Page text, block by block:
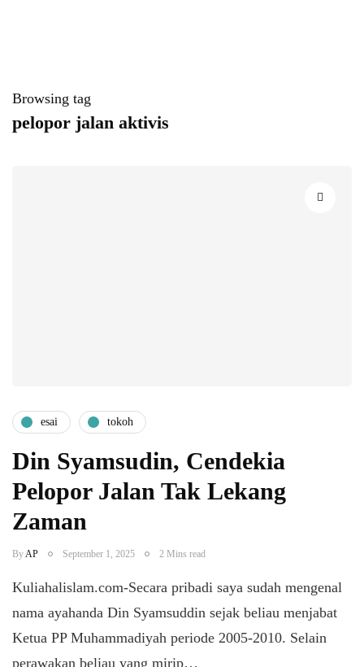
Browsing tag
pelopor jalan aktivis
esai tokoh
Din Syamsudin, Cendekia
Pelopor Jalan Tak Lekang
Zaman
By AP September 1, 2025 2 Mins read
Kuliahalislam.com-Secara pribadi saya sudah mengenal
nama ayahanda Din Syamsuddin sejak beliau menjabat
Ketua PP Muhammadiyah periode 2005-2010. Selain
perawakan beliau yang mirip…